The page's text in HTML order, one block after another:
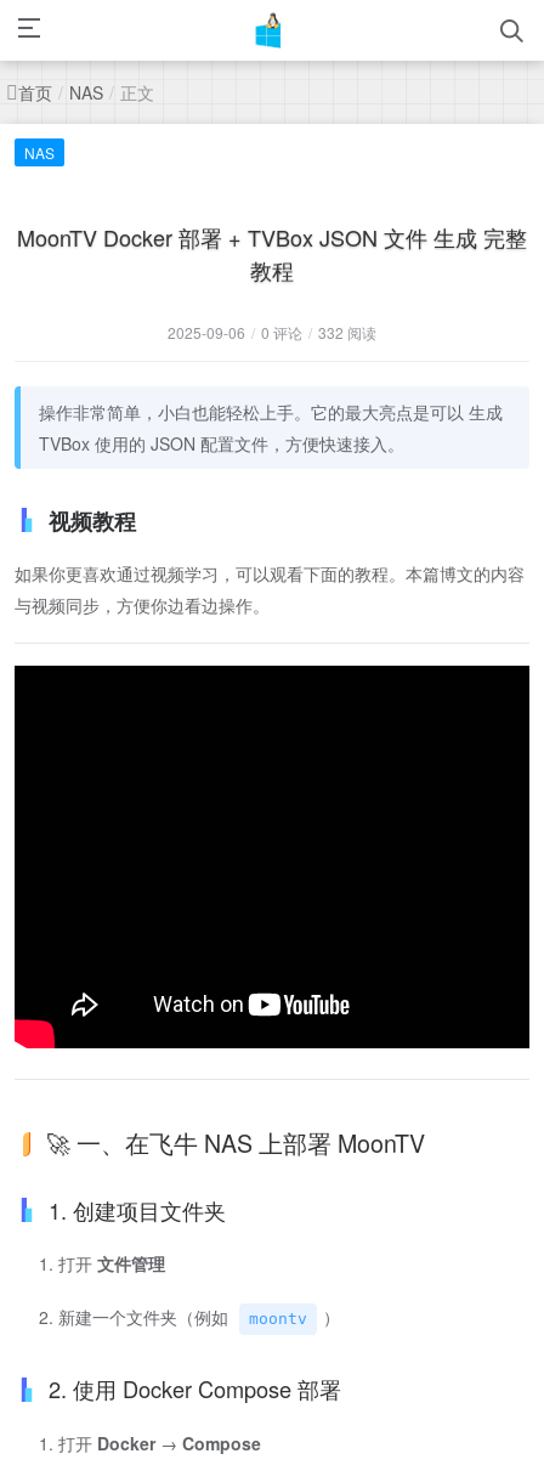
首页 / NAS / 正文
NAS
MoonTV Docker 部署 + TVBox JSON 文件 生成 完整
教程
2025-09-06 / 0 评论 / 332 阅读
操作非常简单，小白也能轻松上手。它的最大亮点是可以 生成
TVBox 使用的 JSON 配置文件，方便快速接入。
视频教程
如果你更喜欢通过视频学习，可以观看下面的教程。本篇博文的内容
与视频同步，方便你边看边操作。
🚀 一、在飞牛 NAS 上部署 MoonTV
1. 创建项目文件夹
打开 文件管理
新建一个文件夹（例如 moontv ）
2. 使用 Docker Compose 部署
打开 Docker→ Compose